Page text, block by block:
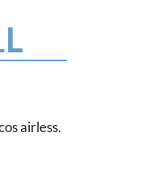
airless.